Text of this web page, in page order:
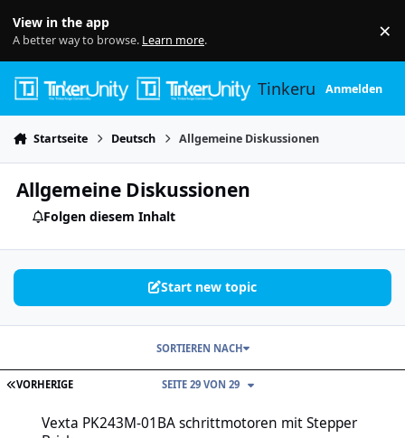
View in the app
A better way to browse. Learn more. ×
TinkerunityAnmelden
Startseite Deutsch Allgemeine Diskussionen
Allgemeine Diskussionen
Folgen diesem Inhalt
Start new topic
ERSTE SEITE
VORHERIGE SEITE 29 VON 29
SORTIEREN NACH
Vexta PK243M-01BA schrittmotoren mit Stepper